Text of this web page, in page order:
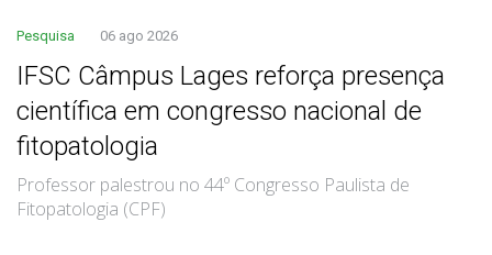
Pesquisa 06 ago 2026
IFSC Câmpus Lages reforça presença
científica em congresso nacional de
fitopatologia
Professor palestrou no 44º Congresso Paulista de
Fitopatologia (CPF)